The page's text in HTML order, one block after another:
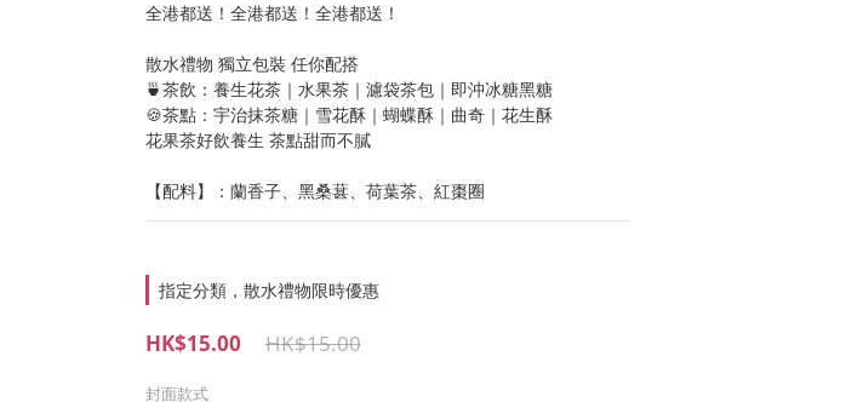
全港都送！全港都送！全港都送！
散水禮物 獨立包裝 任你配搭
🍵茶飲：養生花茶｜水果茶｜濾袋茶包｜即沖冰糖黑糖
🍪茶點：宇治抹茶糖｜雪花酥｜蝴蝶酥｜曲奇｜花生酥
花果茶好飲養生 茶點甜而不膩
【配料】：蘭香子、黑桑葚、荷葉茶、紅棗圈
指定分類，散水禮物限時優惠
HK$15.00
HK$15.00
封面款式